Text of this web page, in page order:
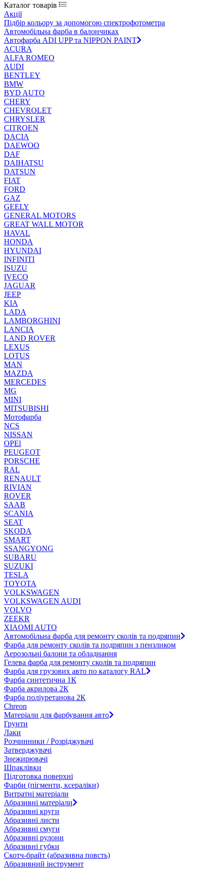
Каталог товарів
Акції
Підбір кольору за допомогою спектрофотометра
Автомобільна фарба в балончиках
Автофарба ADI UPP та NIPPON PAINT
ACURA
ALFA ROMEO
AUDI
BENTLEY
BMW
BYD AUTO
CHERY
CHEVROLET
CHRYSLER
CITROEN
DACIA
DAEWOO
DAF
DAIHATSU
DATSUN
FIAT
FORD
GAZ
GEELY
GENERAL MOTORS
GREAT WALL MOTOR
HAVAL
HONDA
HYUNDAI
INFINITI
ISUZU
IVECO
JAGUAR
JEEP
KIA
LADA
LAMBORGHINI
LANCIA
LAND ROVER
LEXUS
LOTUS
MAN
MAZDA
MERCEDES
MG
MINI
MITSUBISHI
Мотофарба
NCS
NISSAN
OPEl
PEUGEOT
PORSCHE
RAL
RENAULT
RIVIAN
ROVER
SAAB
SCANIA
SEAT
SKODA
SMART
SSANGYONG
SUBARU
SUZUKI
TESLA
TOYOTA
VOLKSWAGEN
VOLKSWAGEN AUDI
VOLVO
ZEEKR
XIAOMI AUTO
Автомобільна фарба для ремонту сколів та подряпин
Фарба для ремонту сколів та подряпин з пензликом
Аерозольні балони та обладнання
Гелева фарба для ремонту сколів та подряпин
Фарба для грузових авто по каталогу RAL
Фарба синтетична 1К
Фарба акрилова 2К
Фарба поліуретанова 2К
Chreon
Матеріали для фарбування авто
Грунти
Лаки
Розчинники / Розріджувачі
Затверджувачі
Знежирювачі
Шпаклівки
Підготовка поверхні
Фарби (пігменти, ксераліки)
Витратні матеріали
Абразивні матеріали
Абразивні круги
Абразивні листи
Абразивні смуги
Абразивні рулони
Абразивні губки
Скотч-брайт (абразивна повсть)
Абразивний інструмент